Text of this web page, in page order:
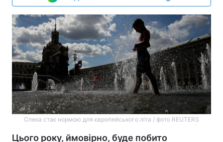
Спека стає нормою для європейського літа / фото REUTERS
Цього року, ймовірно, буде побито